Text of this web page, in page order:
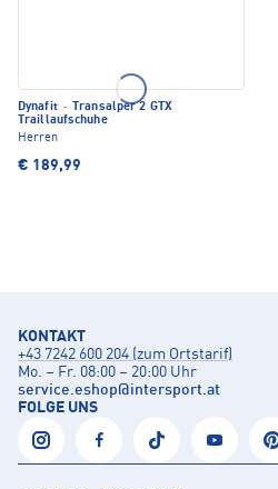
Dynafit ·
Transalper 2 GTX
Traillaufschuhe
Herren
€ 189,99
KONTAKT
+43 7242 600 204 (zum Ortstarif)
Mo. – Fr. 08:00 – 20:00 Uhr
service.eshop@intersport.at
FOLGE UNS